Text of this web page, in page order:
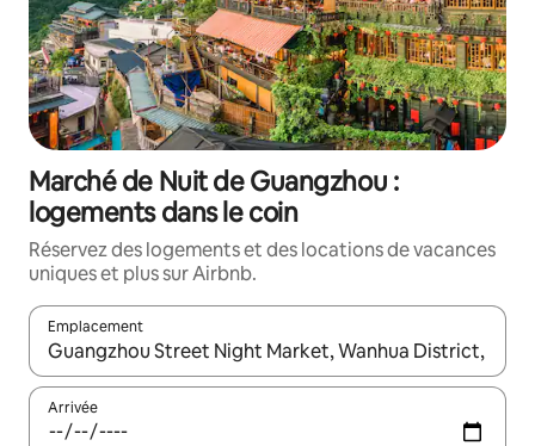
Marché de Nuit de Guangzhou :
logements dans le coin
Réservez des logements et des locations de vacances
uniques et plus sur Airbnb.
Emplacement
Quand les résultats sont affichés, parcourez-les en utilisant
Arrivée